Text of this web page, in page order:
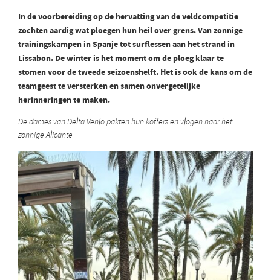
In de voorbereiding op de hervatting van de veldcompetitie
zochten aardig wat ploegen hun heil over grens. Van zonnige
trainingskampen in Spanje tot surflessen aan het strand in
Lissabon. De winter is het moment om de ploeg klaar te
stomen voor de tweede seizoenshelft. Het is ook de kans om de
teamgeest te versterken en samen onvergetelijke
herinneringen te maken.
De dames van Delta Venlo pakten hun koffers en vlogen naar het
zonnige Alicante